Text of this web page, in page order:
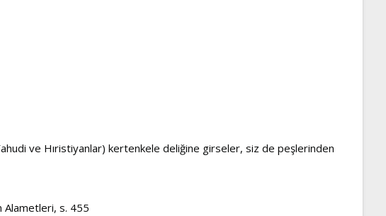
ve Hıristiyanlar) kertenkele deliğine girseler, siz de peşlerinden
Alametleri, s. 455